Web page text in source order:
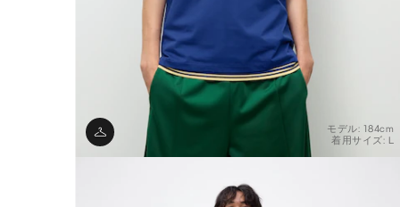
モデル: 184cm
着用サイズ: L